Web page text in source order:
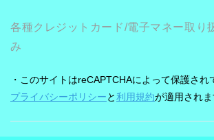
各種クレジットカード/電子マネー取
み
・このサイトはreCAPTCHAによって保護さ
プライバシーポリシーと利用規約が適用されま